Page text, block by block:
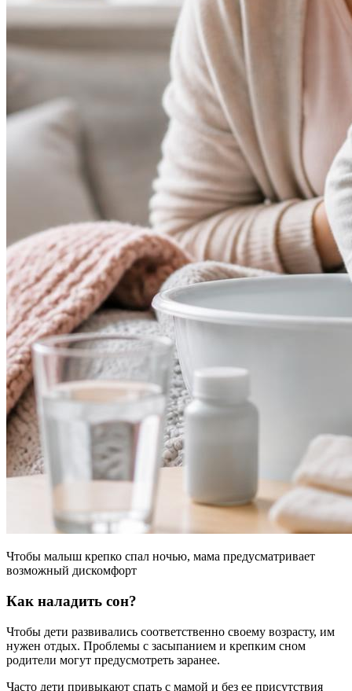
Чтобы малыш крепко спал ночью, мама предусматривает
возможный дискомфорт
Как наладить сон?
Чтобы дети развивались соответственно своему возрасту, им
нужен отдых. Проблемы с засыпанием и крепким сном
родители могут предусмотреть заранее.
Часто дети привыкают спать с мамой и без ее присутствия